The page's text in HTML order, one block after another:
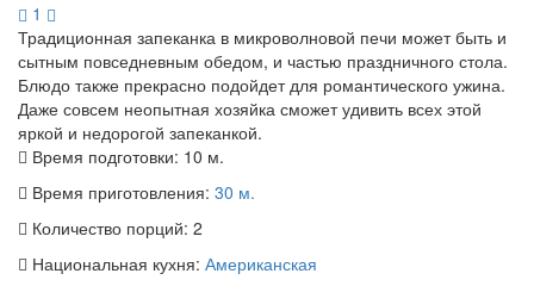
1
Традиционная запеканка в микроволновой печи может быть и
сытным повседневным обедом, и частью праздничного стола.
Блюдо также прекрасно подойдет для романтического ужина.
Даже совсем неопытная хозяйка сможет удивить всех этой
яркой и недорогой запеканкой.
Время подготовки: 10 м.
Время приготовления: 30 м.
Количество порций: 2
Национальная кухня: Американская